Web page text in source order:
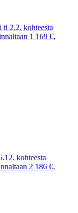
2.2. kohteesta
1 169 €,
kohteesta
2 186 €,